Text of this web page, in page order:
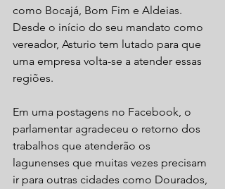
como Bocajá, Bom Fim e Aldeias.
Desde o início do seu mandato como
vereador, Asturio tem lutado para que
uma empresa volta-se a atender essas
regiões.
Em uma postagens no Facebook, o
parlamentar agradeceu o retorno dos
trabalhos que atenderão os
lagunenses que muitas vezes precisam
ir para outras cidades como Dourados,